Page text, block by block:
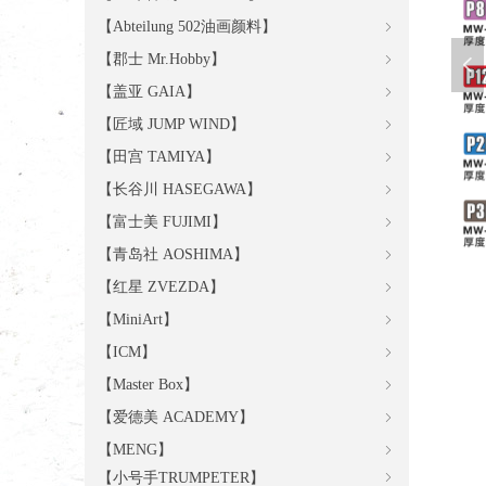
ꁇ
【小号手TRUMPETER】
ꁇ
【Abteilung 502油画颜料】
ꁇ
【郡士 Mr.Hobby】
ꁇ
【盖亚 GAIA】
ꁇ
【匠域 JUMP WIND】
ꁇ
【田宫 TAMIYA】
ꁇ
【长谷川 HASEGAWA】
ꁇ
【富士美 FUJIMI】
ꁇ
【青岛社 AOSHIMA】
ꁇ
【红星 ZVEZDA】
ꁇ
【MiniArt】
ꁇ
【ICM】
ꁇ
【Master Box】
ꁇ
【爱德美 ACADEMY】
ꁇ
【MENG】
넳